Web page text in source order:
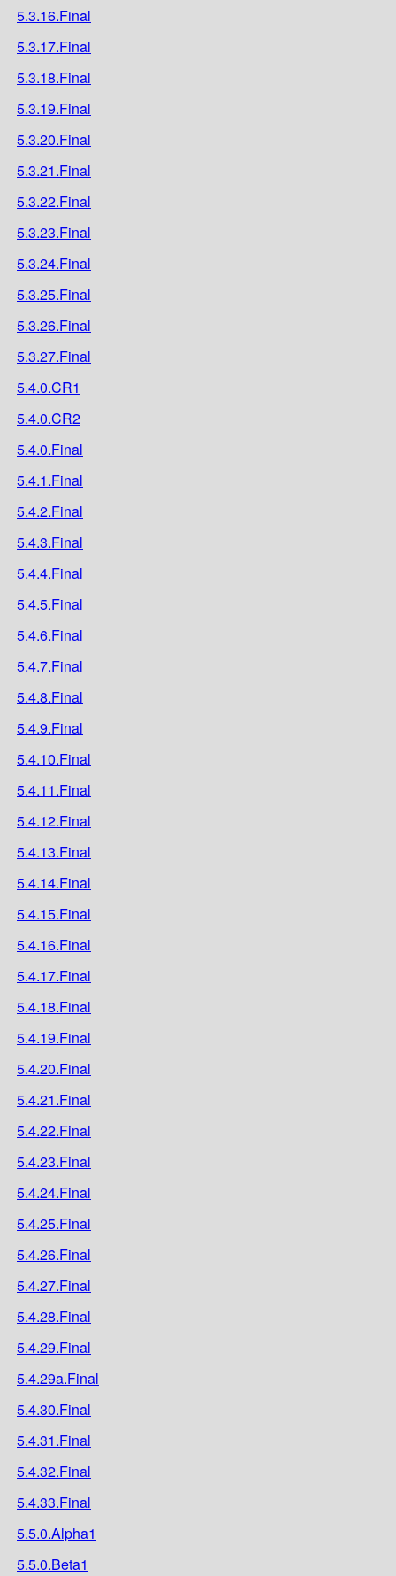
5.3.16.Final
5.3.17.Final
5.3.18.Final
5.3.19.Final
5.3.20.Final
5.3.21.Final
5.3.22.Final
5.3.23.Final
5.3.24.Final
5.3.25.Final
5.3.26.Final
5.3.27.Final
5.4.0.CR1
5.4.0.CR2
5.4.0.Final
5.4.1.Final
5.4.2.Final
5.4.3.Final
5.4.4.Final
5.4.5.Final
5.4.6.Final
5.4.7.Final
5.4.8.Final
5.4.9.Final
5.4.10.Final
5.4.11.Final
5.4.12.Final
5.4.13.Final
5.4.14.Final
5.4.15.Final
5.4.16.Final
5.4.17.Final
5.4.18.Final
5.4.19.Final
5.4.20.Final
5.4.21.Final
5.4.22.Final
5.4.23.Final
5.4.24.Final
5.4.25.Final
5.4.26.Final
5.4.27.Final
5.4.28.Final
5.4.29.Final
5.4.29a.Final
5.4.30.Final
5.4.31.Final
5.4.32.Final
5.4.33.Final
5.5.0.Alpha1
5.5.0.Beta1